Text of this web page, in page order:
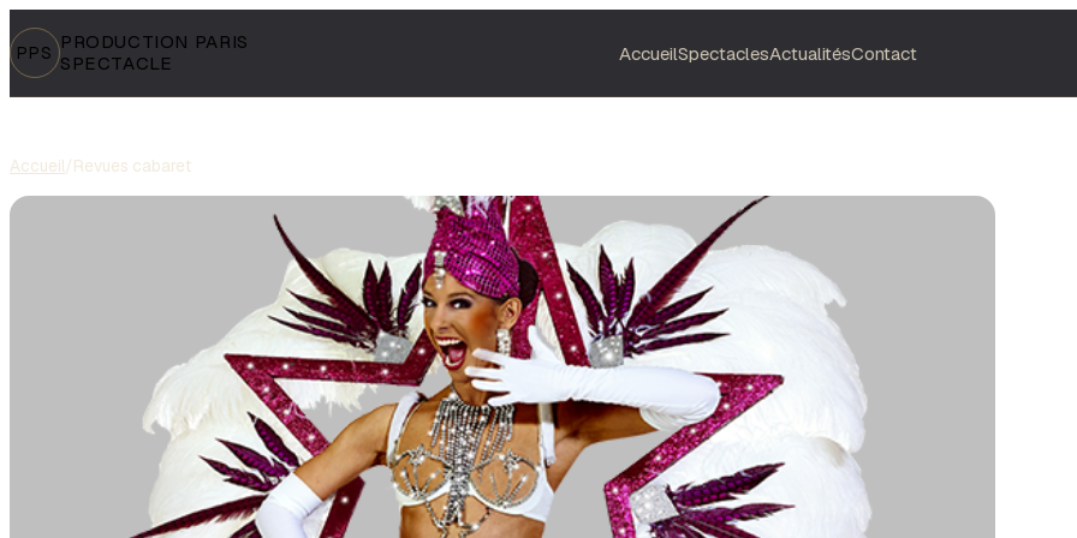
PPS PRODUCTION PARIS
SPECTACLE
AccueilSpectaclesActualitésContact
Accueil/Revues cabaret